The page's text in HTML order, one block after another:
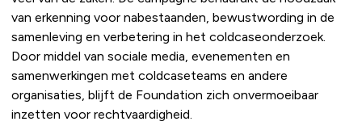
van erkenning voor nabestaanden, bewustwording in de
samenleving en verbetering in het coldcaseonderzoek.
Door middel van sociale media, evenementen en
samenwerkingen met coldcaseteams en andere
organisaties, blijft de Foundation zich onvermoeibaar
inzetten voor rechtvaardigheid.